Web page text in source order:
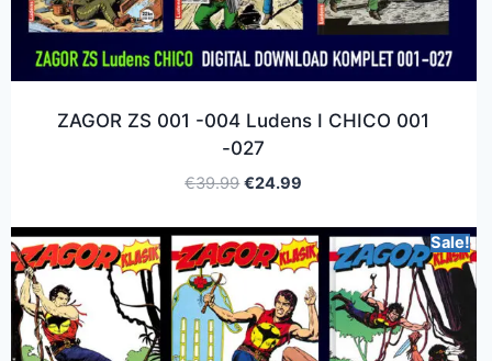
ZAGOR ZS 001 -004 Ludens I CHICO 001
-027
€39.99 €24.99
Sale!